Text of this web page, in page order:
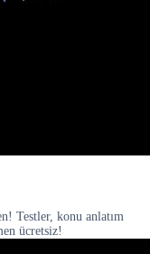
Testler, konu anlatım
ücretsiz!